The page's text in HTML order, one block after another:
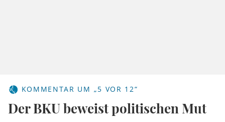
KOMMENTAR UM „5 VOR 12“
Der BKU beweist politischen Mut